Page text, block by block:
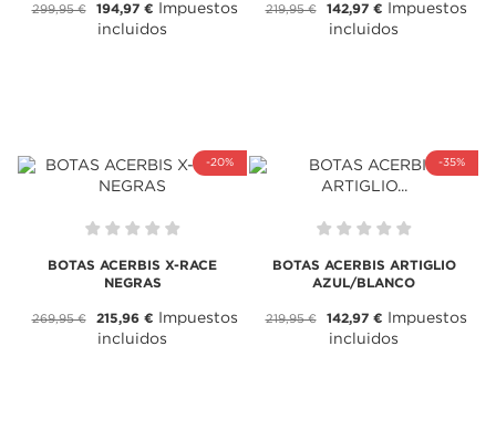
299,95 € 194,97 € Impuestos
incluidos
219,95 € 142,97 € Impuestos
incluidos
-20%
BOTAS ACERBIS X-RACE
NEGRAS
269,95 € 215,96 € Impuestos
incluidos
-35%
BOTAS ACERBIS ARTIGLIO
AZUL/BLANCO
219,95 € 142,97 € Impuestos
incluidos